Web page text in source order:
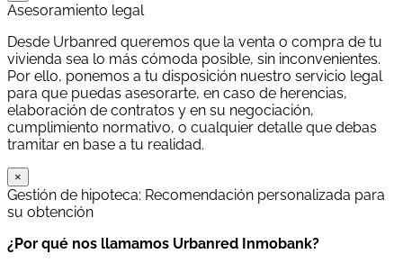
Asesoramiento legal
Desde Urbanred queremos que la venta o compra de tu
vivienda sea lo más cómoda posible, sin inconvenientes.
Por ello, ponemos a tu disposición nuestro servicio legal
para que puedas asesorarte, en caso de herencias,
elaboración de contratos y en su negociación,
cumplimiento normativo, o cualquier detalle que debas
tramitar en base a tu realidad.
×
Gestión de hipoteca: Recomendación personalizada para
su obtención
¿Por qué nos llamamos Urbanred Inmobank?